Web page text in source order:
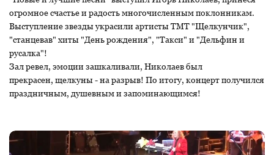
огромное счастье и радость многочисленным поклонникам.
Выступление звезды украсили артисты ТМТ "Щелкунчик",
"станцевав" хиты "День рождения", "Такси" и "Дельфин и
русалка"!
Зал ревел, эмоции зашкаливали, Николаев был
прекрасен, щелкуны - на разрыв! По итогу, концерт получился
праздничным, душевным и запоминающимся!